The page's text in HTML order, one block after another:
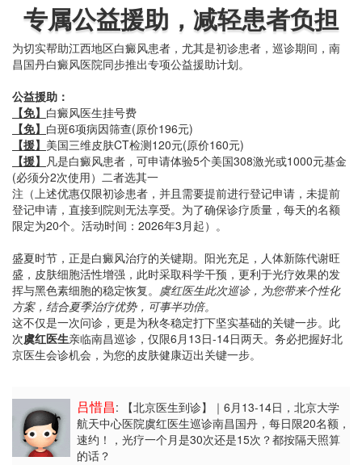
专属公益援助，减轻患者负担
为切实帮助江西地区白癜风患者，尤其是初诊患者，巡诊期间，南
昌国丹白癜风医院同步推出专项公益援助计划。
公益援助：
【免】 白癜风医生挂号费
【免】 白斑6项病因筛查(原价196元)
【援】 美国三维皮肤CT检测120元(原价160元)
【援】 凡是白癜风患者，可申请体验5个美国308激光或1000元基金
(必须分2次使用）二者选其一
注（上述优惠仅限初诊患者，并且需要提前进行登记申请，未提前
登记申请，直接到院则无法享受。为了确保诊疗质量，每天的名额
限定为20个。活动时间：2026年3月起）。
盛夏时节，正是白癜风治疗的关键期。阳光充足，人体新陈代谢旺
盛，皮肤细胞活性增强，此时采取科学干预，更利于光疗效果的发
挥与黑色素细胞的稳定恢复。 虞红医生此次巡诊，为您带来个性化
方案，结合夏季治疗优势，可事半功倍。
这不仅是一次问诊，更是为秋冬稳定打下坚实基础的关键一步。此
次虞红医生亲临南昌巡诊，仅限6月13日-14日两天。务必把握好北
京医生会诊机会，为您的皮肤健康迈出关键一步。
吕惜昌: 【北京医生到诊】｜6月13-14日，北京大学
航天中心医院虞红医生巡诊南昌国丹，每日限20名额，
速约！ ，光疗一个月是30次还是15次？都按隔天照算
的话？